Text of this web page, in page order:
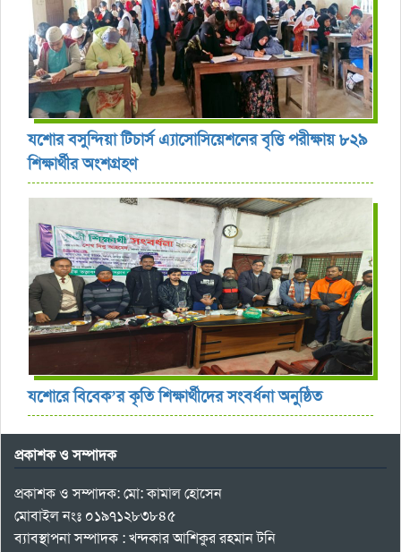
যশোর বসুন্দিয়া টিচার্স এ্যাসোসিয়েশনের বৃত্তি পরীক্ষায় ৮২৯
শিক্ষার্থীর অংশগ্রহণ
যশোরে বিবেক’র কৃতি শিক্ষার্থীদের সংবর্ধনা অনুষ্ঠিত
প্রকাশক ও সম্পাদক
প্রকাশক ও সম্পাদক: মো: কামাল হোসেন
মোবাইল নংঃ ০১৯৭১২৮৩৮৪৫
ব্যাবস্থাপনা সম্পাদক : খন্দকার আশিকুর রহমান টনি